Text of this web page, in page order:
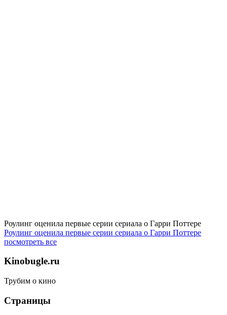
Роулинг оценила первые серии сериала о Гарри Поттере
Роулинг оценила первые серии сериала о Гарри Поттере
посмотреть все
Kinobugle.ru
Трубим о кино
Страницы